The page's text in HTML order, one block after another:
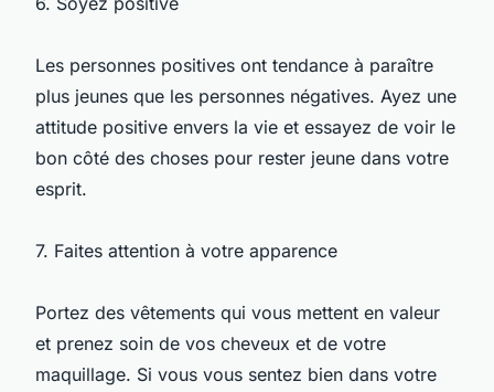
Les personnes positives ont tendance à paraître
plus jeunes que les personnes négatives. Ayez une
attitude positive envers la vie et essayez de voir le
bon côté des choses pour rester jeune dans votre
esprit.
7. Faites attention à votre apparence
Portez des vêtements qui vous mettent en valeur
et prenez soin de vos cheveux et de votre
maquillage. Si vous vous sentez bien dans votre